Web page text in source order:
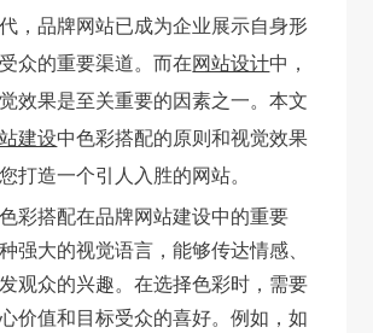
，品牌网站已成为企业展示自身形
众的重要渠道。而在网站设计中，
效果是至关重要的因素之一。本文
建设中色彩搭配的原则和视觉效果
打造一个引人入胜的网站。
彩搭配在品牌网站建设中的重要
强大的视觉语言，能够传达情感、
观众的兴趣。在选择色彩时，需要
价值和目标受众的喜好。例如，如